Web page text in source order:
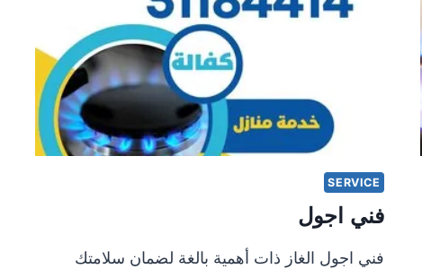
SERVICE
فني اجول
فني اجول الغاز ذات أهمية بالغة لضمان سلامتك